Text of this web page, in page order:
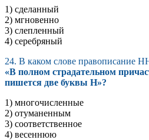
1) сделанный
2) мгновенно
3) слепленный
4) серебряный
24. В каком слове правописание
«В полном страдательном
пишется две буквы Н»?
1) многочисленные
2) отуманенным
3) соответственное
4) весеннюю